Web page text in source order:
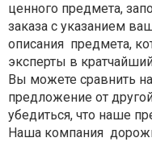
ценного предмета,
заказа с указанием
описания предмета,
эксперты в
Вы можете сравнить
предложение от
убедиться, что наше
Наша компания